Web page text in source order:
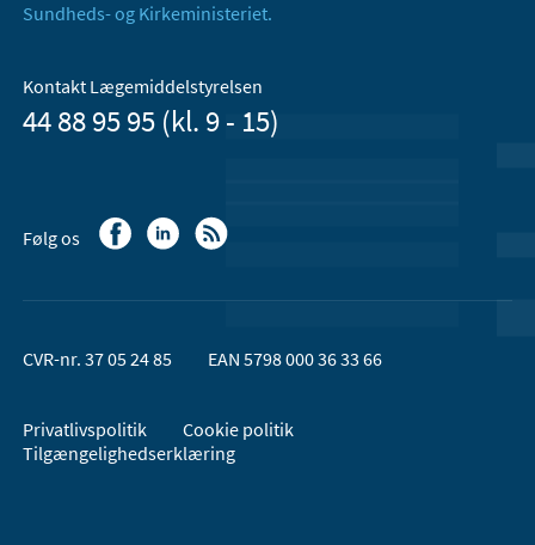
Sundheds- og Kirkeministeriet.
Kontakt Lægemiddelstyrelsen
44 88 95 95 (kl. 9 - 15)
Følg os
CVR-nr. 37 05 24 85 EAN 5798 000 36 33 66
Privatlivspolitik
Cookie politik
Tilgængelighedserklæring